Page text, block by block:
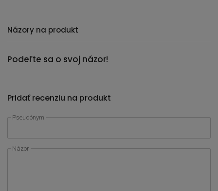
Názory na produkt
Podeľte sa o svoj názor!
Pridať recenziu na produkt
Pseudónym
Názor